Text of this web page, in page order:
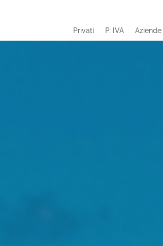
Privati P. IVA Aziende